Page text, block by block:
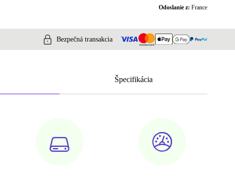
Odoslanie z: France
Bezpečná transakcia
Špecifikácia